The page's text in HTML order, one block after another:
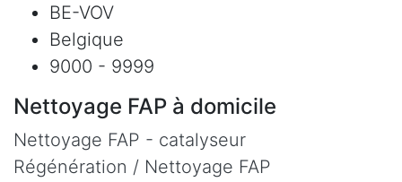
BE-VOV
Belgique
9000 - 9999
Nettoyage FAP à domicile
Nettoyage FAP - catalyseur
Régénération / Nettoyage FAP